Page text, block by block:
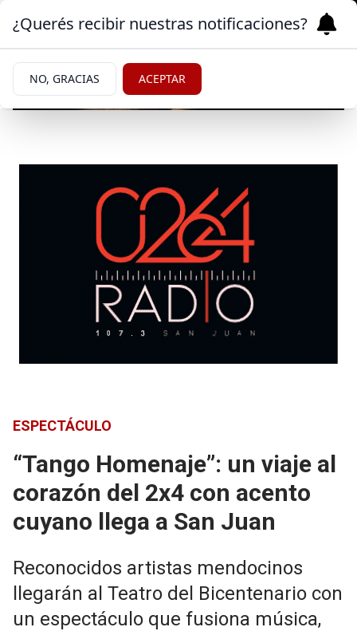
ESPECTÁCULO
“Tango Homenaje”: un viaje al
corazón del 2x4 con acento
cuyano llega a San Juan
Reconocidos artistas mendocinos
llegarán al Teatro del Bicentenario con
un espectáculo que fusiona música,
¿Querés recibir nuestras notificaciones?
NO, GRACIAS ACEPTAR